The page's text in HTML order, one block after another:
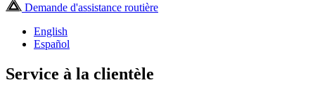
Demande d'assistance routière
English
Español
Service à la clientèle